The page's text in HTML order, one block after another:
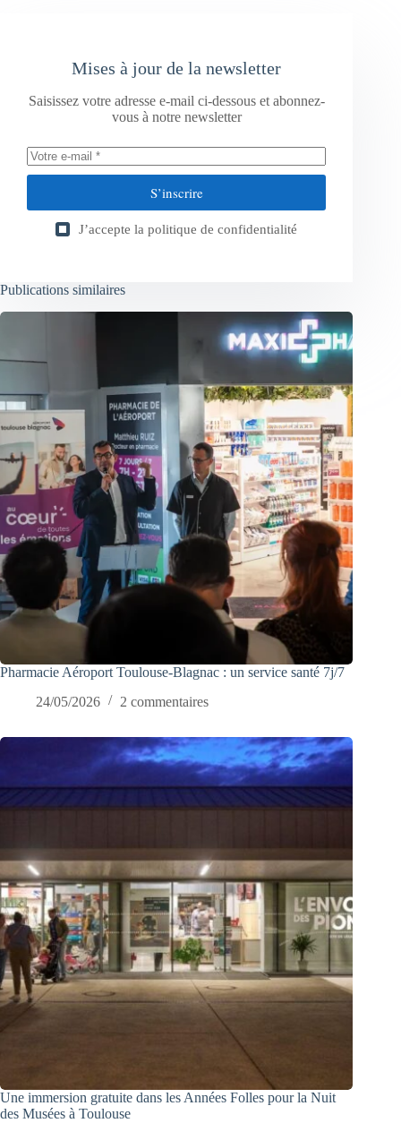
Mises à jour de la newsletter
Saisissez votre adresse e-mail ci-dessous et abonnez-
vous à notre newsletter
S’inscrire
J’accepte la politique de confidentialité
Publications similaires
Pharmacie Aéroport Toulouse-Blagnac : un service santé 7j/7
24/05/2026
2 commentaires
Une immersion gratuite dans les Années Folles pour la Nuit
des Musées à Toulouse